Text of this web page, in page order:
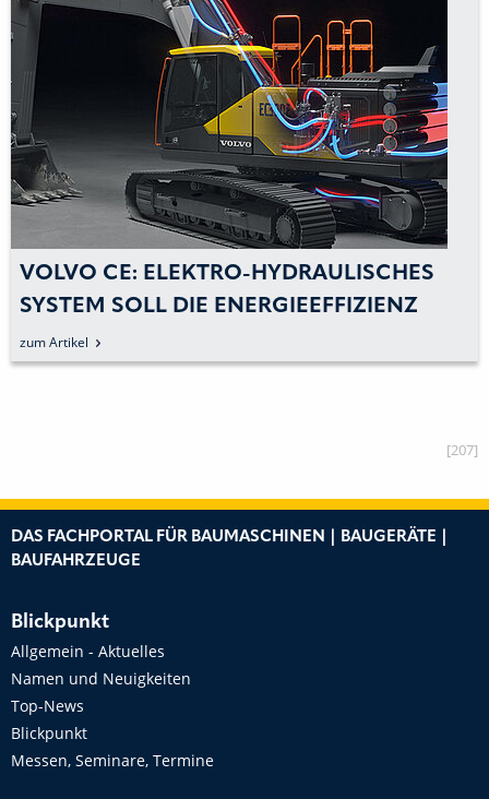
VOLVO CE: ELEKTRO-HYDRAULISCHES
SYSTEM SOLL DIE ENERGIEEFFIZIENZ
RADIKAL VERBESSERN
zum Artikel
[207]
DAS FACHPORTAL FÜR BAUMASCHINEN | BAUGERÄTE |
BAUFAHRZEUGE
Blickpunkt
Allgemein - Aktuelles
Namen und Neuigkeiten
Top-News
Blickpunkt
Messen, Seminare, Termine